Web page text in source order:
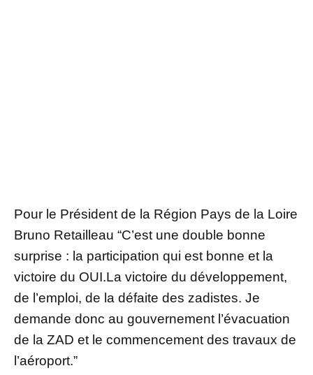
Pour le Président de la Région Pays de la Loire
Bruno Retailleau “C’est une double bonne
surprise : la participation qui est bonne et la
victoire du OUI.La victoire du développement,
de l’emploi, de la défaite des zadistes. Je
demande donc au gouvernement l’évacuation
de la ZAD et le commencement des travaux de
l’aéroport.”